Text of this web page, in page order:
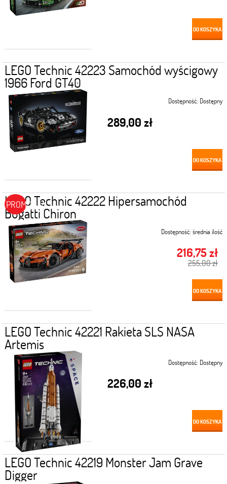
DO KOSZYKA
LEGO Technic 42223 Samochód wyścigowy
1966 Ford GT40
Dostępność: Dostępny
289,00 zł
DO KOSZYKA
LEGO Technic 42222 Hipersamochód
Bugatti Chiron
Dostępność: średnia ilość
216,75 zł
255,00 zł
DO KOSZYKA
PROMOCJA
LEGO Technic 42221 Rakieta SLS NASA
Artemis
Dostępność: Dostępny
226,00 zł
DO KOSZYKA
LEGO Technic 42219 Monster Jam Grave
Digger